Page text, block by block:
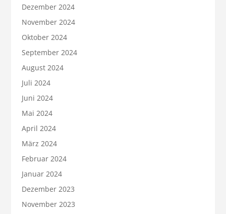
Dezember 2024
November 2024
Oktober 2024
September 2024
August 2024
Juli 2024
Juni 2024
Mai 2024
April 2024
März 2024
Februar 2024
Januar 2024
Dezember 2023
November 2023